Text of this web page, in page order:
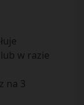
w razie
na 3